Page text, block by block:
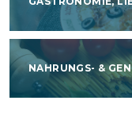
NAHRUNGS- &